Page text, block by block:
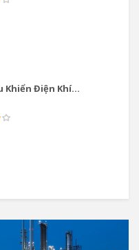
Khiển Điện Khí...